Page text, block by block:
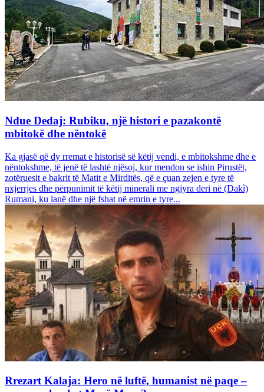
Ndue Dedaj: Rubiku, një histori e pazakontë
mbitokë dhe nëntokë
Ka gjasë që dy rremat e historisë së këtij vendi, e mbitokshme dhe e
nëntokshme, të jenë të lashtë njësoj, kur mendon se ishin Pirustët,
zotëruesit e bakrit të Matit e Mirditës, që e çuan zejen e tyre të
nxjerrjes dhe përpunimit të këtij minerali me ngjyra deri në (Dakì)
Rumani, ku lanë dhe një fshat në emrin e tyre...
Rrezart Kalaja: Hero në luftë, humanist në paqe –